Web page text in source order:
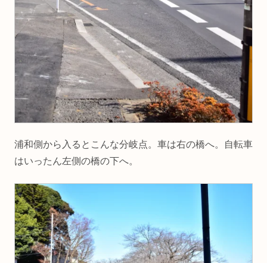
浦和側から入るとこんな分岐点。車は右の橋へ。自転車
はいったん左側の橋の下へ。